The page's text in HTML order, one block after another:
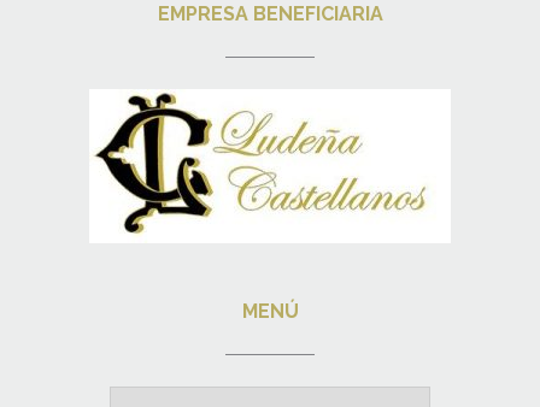
EMPRESA BENEFICIARIA
MENÚ